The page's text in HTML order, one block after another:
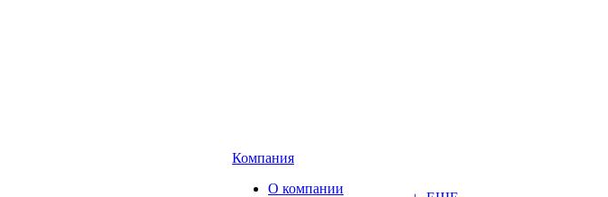
Компания
О компании